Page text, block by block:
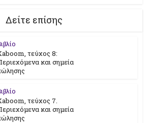
Δείτε επίσης
τεύχος 8:
και σημεία
τεύχος 7.
και σημεία